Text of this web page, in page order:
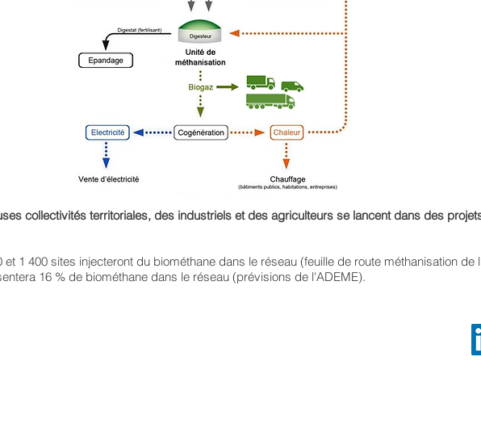
collectivités territoriales, des industriels et des agriculteurs se lancent dans des
et 1 400 sites injecteront du biométhane dans le réseau (feuille de route méthanisation de
16 % de biométhane dans le réseau (prévisions de l'ADEME).